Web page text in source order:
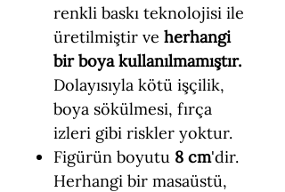
renkli baskı teknolojisi ile
üretilmiştir ve herhangi
bir boya kullanılmamıştır.
Dolayısıyla kötü işçilik,
boya sökülmesi, fırça
izleri gibi riskler yoktur.
Figürün boyutu 8 cm'dir.
Herhangi bir masaüstü,